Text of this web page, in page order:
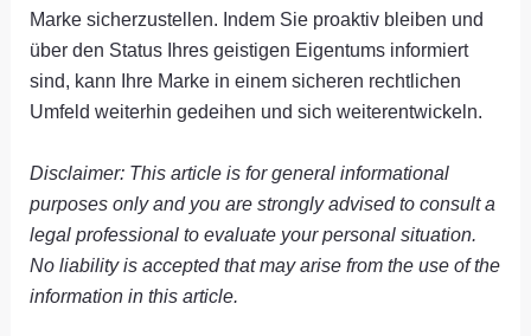
Marke sicherzustellen. Indem Sie proaktiv bleiben und
über den Status Ihres geistigen Eigentums informiert
sind, kann Ihre Marke in einem sicheren rechtlichen
Umfeld weiterhin gedeihen und sich weiterentwickeln.
Disclaimer: This article is for general informational
purposes only and you are strongly advised to consult a
legal professional to evaluate your personal situation.
No liability is accepted that may arise from the use of the
information in this article.